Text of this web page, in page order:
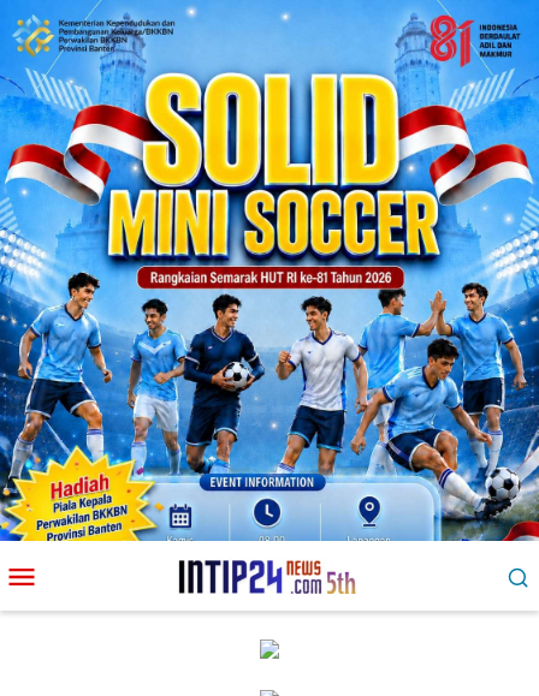
ke
kontenMobile